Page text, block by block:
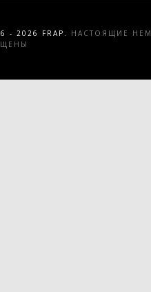
- 2026 FRAP.
НАСТОЯЩИЕ